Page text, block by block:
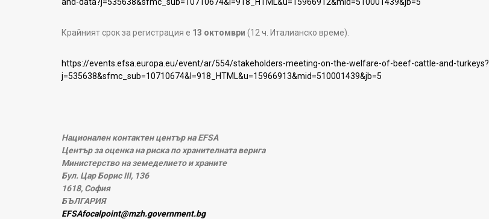
Крайният срок за регистрация е 13 октомври (12 ч. Италианско време).
https://events.efsa.europa.eu/event/ar/554/stakeholders-meeting-on-the-welfare-of-beef-cattle-and-turkeys?
j=535638&sfmc_sub=10710674&l=918_HTML&u=15966913&mid=510001439&jb=5
Национален контактен център на EFSA
Център за оценка на риска по хранителната верига
Министерство на земеделието и храните
Бул. Цар Борис III, 136
1618, София
БЪЛГАРИЯ
EFSAfocalpoint@mzh.government.bg